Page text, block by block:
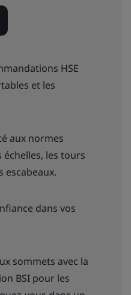
HSE
et les
aux normes
les tours
escabeaux.
dans vos
sommets avec la
BSI pour les